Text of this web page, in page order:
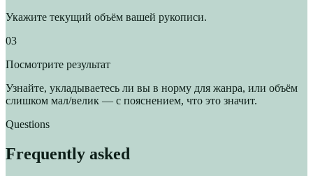
Укажите текущий объём вашей рукописи.
03
Посмотрите результат
Узнайте, укладываетесь ли вы в норму для жанра, или объём
слишком мал/велик — с пояснением, что это значит.
Questions
Frequently asked